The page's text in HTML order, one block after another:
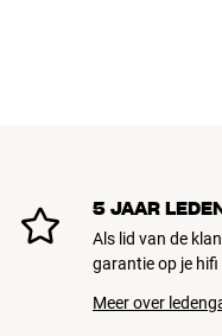
5 JAAR
Als lid van de
garantie op je
Meer over